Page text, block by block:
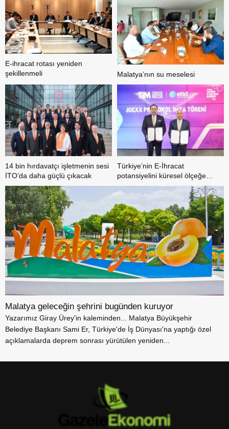
E-ihracat rotası yeniden
şekillenmeli
Malatya geleceğin şehrini bugünden kuruyor
Yazarımız Giray Ürey'in kaleminden... Malatya Büyükşehir
Belediye Başkanı Sami Er, Türkiye'de İş Dünyası'na yaptığı özel
açıklamalarda deprem sonrası yürütülen yeniden...
Malatya’nın su meselesi
14 bin hırdavatçı işletmenin sesi
İTO’da daha güçlü çıkacak
Türkiye’nin E-İhracat
potansiyelini küresel ölçeğe
taşıyacak iş birliği